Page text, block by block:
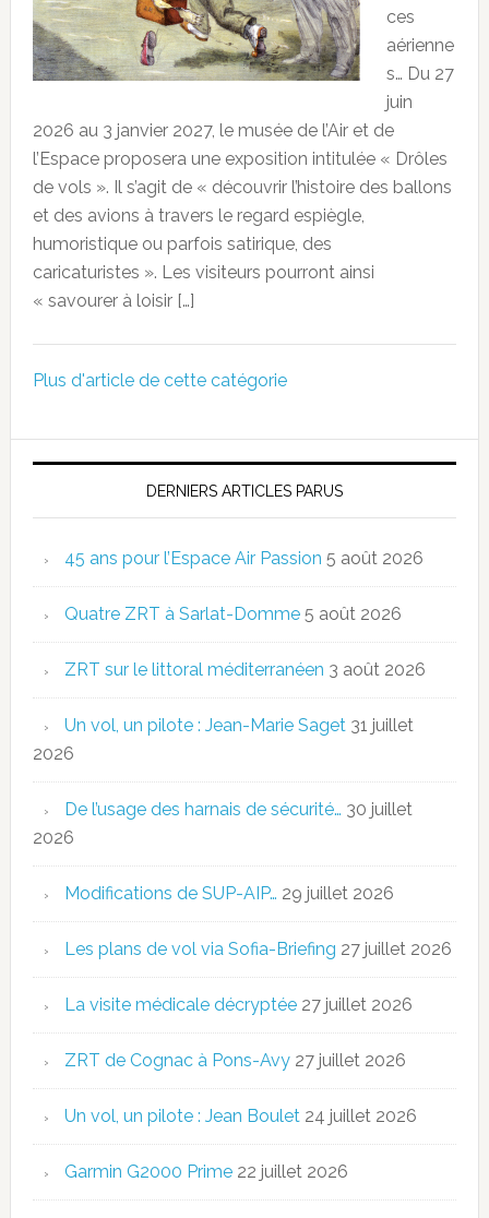
ces
aérienne
s… Du 27
juin
2026 au 3 janvier 2027, le musée de l’Air et de
l’Espace proposera une exposition intitulée « Drôles
de vols ». Il s’agit de « découvrir l’histoire des ballons
et des avions à travers le regard espiègle,
humoristique ou parfois satirique, des
caricaturistes ». Les visiteurs pourront ainsi
« savourer à loisir […]
Plus d'article de cette catégorie
DERNIERS ARTICLES PARUS
45 ans pour l’Espace Air Passion 5 août 2026
Quatre ZRT à Sarlat-Domme 5 août 2026
ZRT sur le littoral méditerranéen 3 août 2026
Un vol, un pilote : Jean-Marie Saget 31 juillet
2026
De l’usage des harnais de sécurité… 30 juillet
2026
Modifications de SUP-AIP… 29 juillet 2026
Les plans de vol via Sofia-Briefing 27 juillet 2026
La visite médicale décryptée 27 juillet 2026
ZRT de Cognac à Pons-Avy 27 juillet 2026
Un vol, un pilote : Jean Boulet 24 juillet 2026
Garmin G2000 Prime 22 juillet 2026